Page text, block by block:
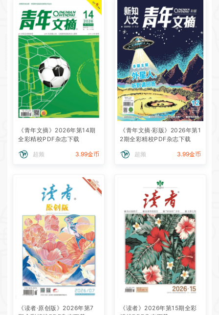
《青年文摘》2026年第14期
全彩精校PDF杂志下载
超频 3.99金币
《青年文摘·彩版》2026年第1
2期全彩精校PDF杂志下载
超频 3.99金币
《读者·原创版》2026年第7
《读者》2026年第15期全彩